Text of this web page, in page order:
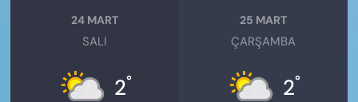
24 MART
SALI
2°
25 MART
ÇARŞAMBA
2°